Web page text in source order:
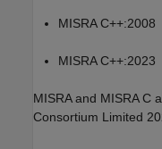
MISRA C++:2008
MISRA C++:2023
MISRA and MISRA C
Consortium Limited